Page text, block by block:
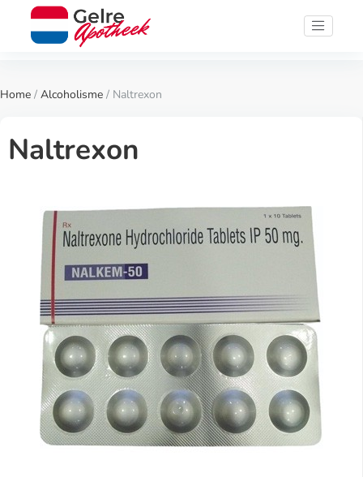
Home / Alcoholisme / Naltrexon
Naltrexon